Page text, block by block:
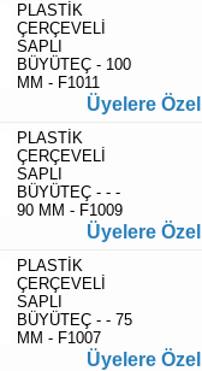
PLASTİK
ÇERÇEVELİ
SAPLI
BÜYÜTEÇ - 100
MM - F1011
Üyelere Özel
PLASTİK
ÇERÇEVELİ
SAPLI
BÜYÜTEÇ - - -
90 MM - F1009
Üyelere Özel
PLASTİK
ÇERÇEVELİ
SAPLI
BÜYÜTEÇ - - 75
MM - F1007
Üyelere Özel